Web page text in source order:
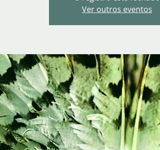
Ver outros eventos